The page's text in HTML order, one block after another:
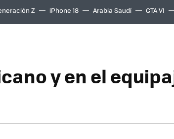
Z iPhone 18 Arabia Saudí GTA VI
y en el